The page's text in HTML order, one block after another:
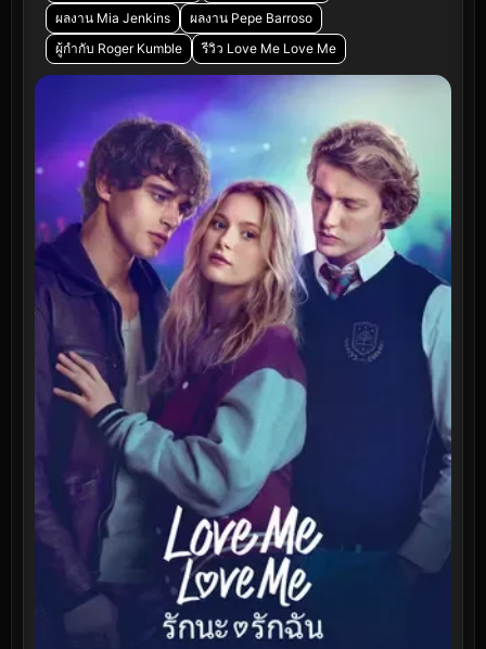
ผลงาน Mia Jenkins
ผลงาน Pepe Barroso
ผู้กำกับ Roger Kumble
รีวิว Love Me Love Me